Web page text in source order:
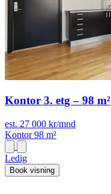
Kontor 3. etg – 98 m²
est. 27 000 kr/mnd
Kontor 98 m²
Ledig
Book visning